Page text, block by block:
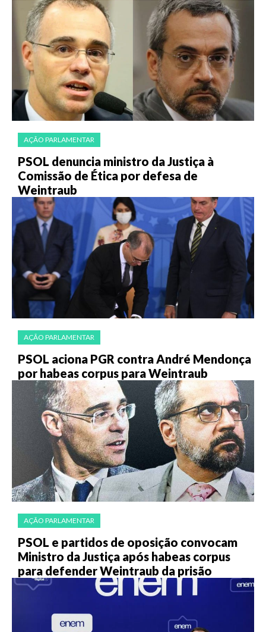
AÇÃO PARLAMENTAR
PSOL denuncia ministro da Justiça à
Comissão de Ética por defesa de
Weintraub
AÇÃO PARLAMENTAR
PSOL aciona PGR contra André Mendonça
por habeas corpus para Weintraub
AÇÃO PARLAMENTAR
PSOL e partidos de oposição convocam
Ministro da Justiça após habeas corpus
para defender Weintraub da prisão